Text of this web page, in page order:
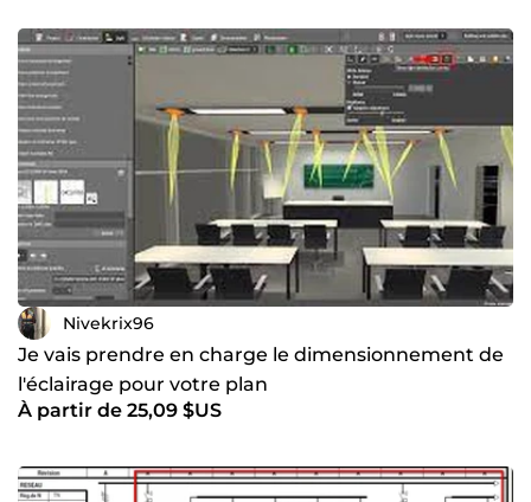
Nivekrix96
Je vais prendre en charge le dimensionnement de
l'éclairage pour votre plan
À partir de 25,09 $US